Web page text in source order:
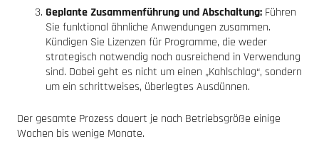
Geplante Zusammenführung und Abschaltung: Führen
Sie funktional ähnliche Anwendungen zusammen.
Kündigen Sie Lizenzen für Programme, die weder
strategisch notwendig noch ausreichend in Verwendung
sind. Dabei geht es nicht um einen „Kahlschlag“, sondern
um ein schrittweises, überlegtes Ausdünnen.
Der gesamte Prozess dauert je nach Betriebsgröße einige
Wochen bis wenige Monate.